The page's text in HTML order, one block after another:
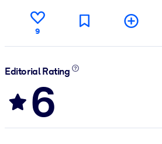
9
Editorial Rating
6